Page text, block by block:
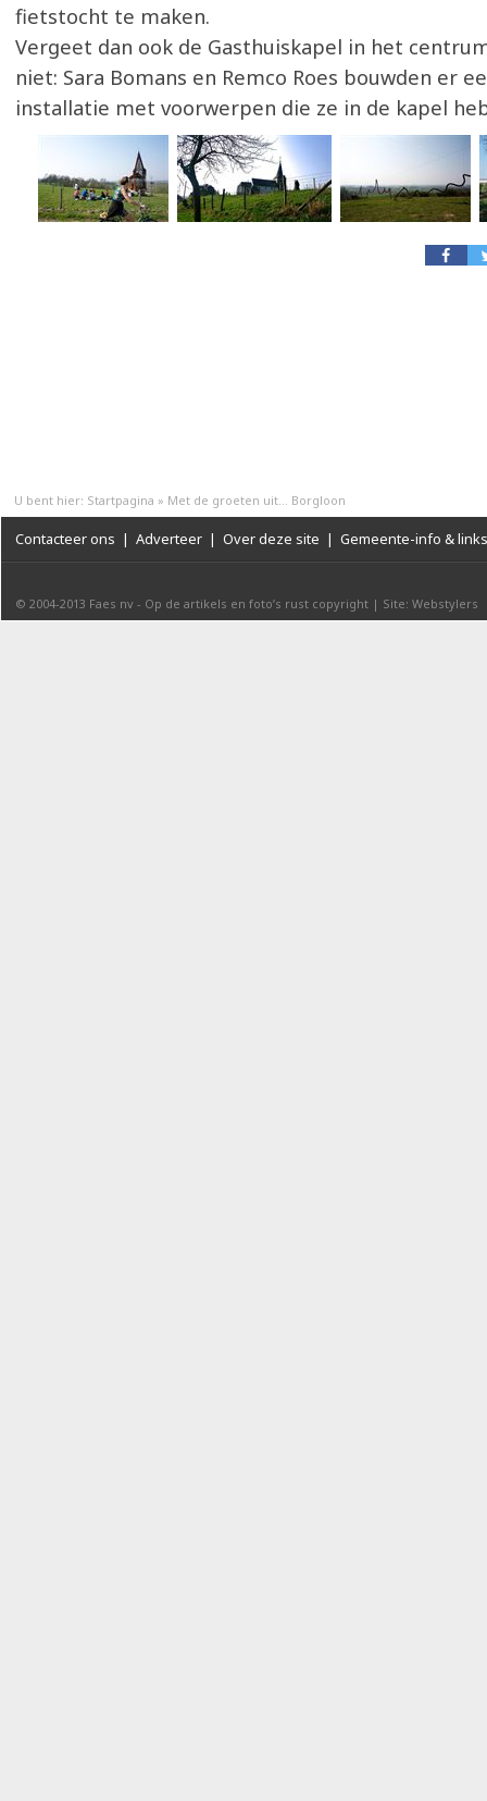
fietstocht te maken.
Vergeet dan ook de Gasthuiskapel in het
niet: Sara Bomans en Remco Roes bouwden er
installatie met voorwerpen die ze in de kapel
U bent hier: Startpagina » Met de groeten uit... Borgloon
Contacteer ons | Adverteer | Over deze site | Gemeente-info & links
© 2004-2013 Faes nv - Op de artikels en foto’s rust copyright | Site: Webstylers